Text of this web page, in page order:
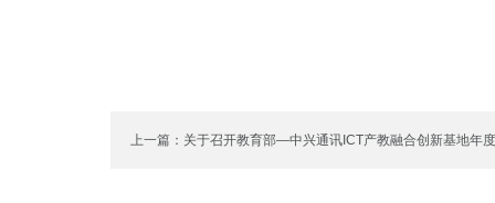
上一篇：关于召开教育部—中兴通讯ICT产教融合创新基地年